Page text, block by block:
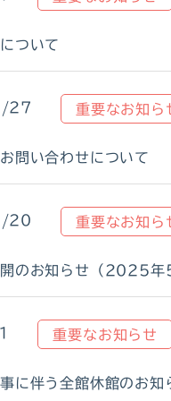
ついて
27 重要なお知ら
問い合わせについて
20 重要なお知ら
のお知らせ（2025年
重要なお知らせ
に伴う全館休館のお知